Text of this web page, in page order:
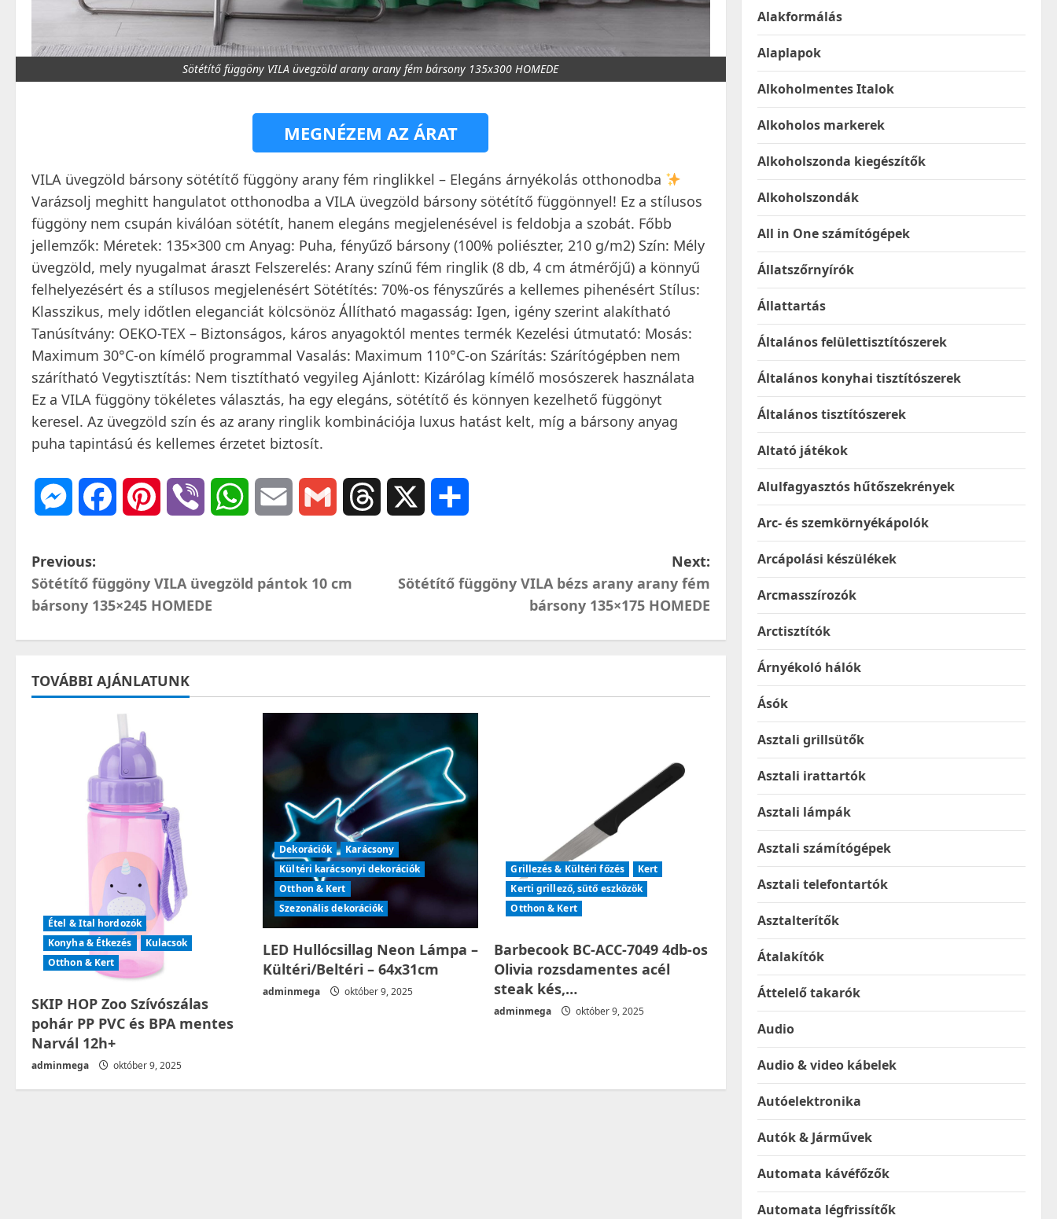
Sötétítő függöny VILA üvegzöld arany arany fém bársony 135x300 HOMEDE
MEGNÉZEM AZ ÁRAT
VILA üvegzöld bársony sötétítő függöny arany fém ringlikkel – Elegáns árnyékolás otthonodba
Varázsolj meghitt hangulatot otthonodba a VILA üvegzöld bársony sötétítő függönnyel! Ez a stílusos
függöny nem csupán kiválóan sötétít, hanem elegáns megjelenésével is feldobja a szobát. Főbb
jellemzők: Méretek: 135×300 cm Anyag: Puha, fényűző bársony (100% poliészter, 210 g/m2) Szín: Mély
üvegzöld, mely nyugalmat áraszt Felszerelés: Arany színű fém ringlik (8 db, 4 cm átmérőjű) a könnyű
felhelyezésért és a stílusos megjelenésért Sötétítés: 70%-os fényszűrés a kellemes pihenésért Stílus:
Klasszikus, mely időtlen eleganciát kölcsönöz Állítható magasság: Igen, igény szerint alakítható
Tanúsítvány: OEKO-TEX – Biztonságos, káros anyagoktól mentes termék Kezelési útmutató: Mosás:
Maximum 30°C-on kímélő programmal Vasalás: Maximum 110°C-on Szárítás: Szárítógépben nem
szárítható Vegytisztítás: Nem tisztítható vegyileg Ajánlott: Kizárólag kímélő mosószerek használata
Ez a VILA függöny tökéletes választás, ha egy elegáns, sötétítő és könnyen kezelhető függönyt
keresel. Az üvegzöld szín és az arany ringlik kombinációja luxus hatást kelt, míg a bársony anyag
puha tapintású és kellemes érzetet biztosít.
MessengerFacebookPinterest Viber WhatsAppEmail Gmail Threads
P
o
s
n
o
n
Previous:
Sötétítő függöny VILA üvegzöld pántok 10 cm
bársony 135×245 HOMEDE
Next:
Sötétítő függöny VILA bézs arany arany fém
bársony 135×175 HOMEDE
TOVÁBBI AJÁNLATUNK
Étel & Ital hordozók
Konyha & Étkezés
Kulacsok
Otthon & Kert
SKIP HOP Zoo Szívószálas
pohár PP PVC és BPA mentes
Narvál 12h+
adminmega október 9, 2025
Dekorációk
Karácsony
Kültéri karácsonyi dekorációk
Otthon & Kert
Szezonális dekorációk
LED Hullócsillag Neon Lámpa –
Kültéri/Beltéri – 64x31cm
adminmega október 9, 2025
Grillezés & Kültéri főzés
Kert
Kerti grillező, sütő eszközök
Otthon & Kert
Barbecook BC-ACC-7049 4db-os
Olivia rozsdamentes acél
steak kés,…
adminmega október 9, 2025
Alakformálás
Alaplapok
Alkoholmentes Italok
Alkoholos markerek
Alkoholszonda kiegészítők
Alkoholszondák
All in One számítógépek
Állatszőrnyírók
Állattartás
Általános felülettisztítószerek
Általános konyhai tisztítószerek
Általános tisztítószerek
Altató játékok
Alulfagyasztós hűtőszekrények
Arc- és szemkörnyékápolók
Arcápolási készülékek
Arcmasszírozók
Arctisztítók
Árnyékoló hálók
Ásók
Asztali grillsütők
Asztali irattartók
Asztali lámpák
Asztali számítógépek
Asztali telefontartók
Asztalterítők
Átalakítók
Áttelelő takarók
Audio
Audio & video kábelek
Autóelektronika
Autók & Járművek
Automata kávéfőzők
Automata légfrissítők